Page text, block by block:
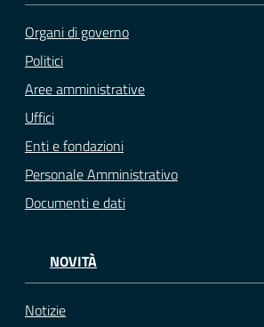
Organi di governo
Politici
Aree amministrative
Uffici
Enti e fondazioni
Personale Amministrativo
Documenti e dati
NOVITÀ
Notizie